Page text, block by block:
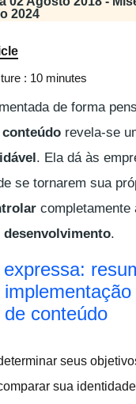
2024
: 10 minutes
de forma
revela-se
. Ela dá às
se tornarem sua
completamente
desenvolvimento.
conteúdo
seus
sua